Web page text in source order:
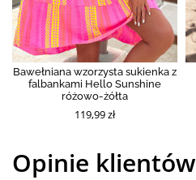
Bawełniana wzorzysta sukienka z
falbankami Hello Sunshine
różowo-żółta
119,99 zł
Opinie klientów